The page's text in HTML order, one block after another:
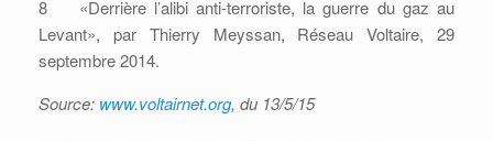
8 «Derrière l’alibi anti-terroriste, la guerre du gaz au
Levant», par Thierry Meyssan, Réseau Voltaire, 29
septembre 2014.
Source: www.voltairnet.org, du 13/5/15